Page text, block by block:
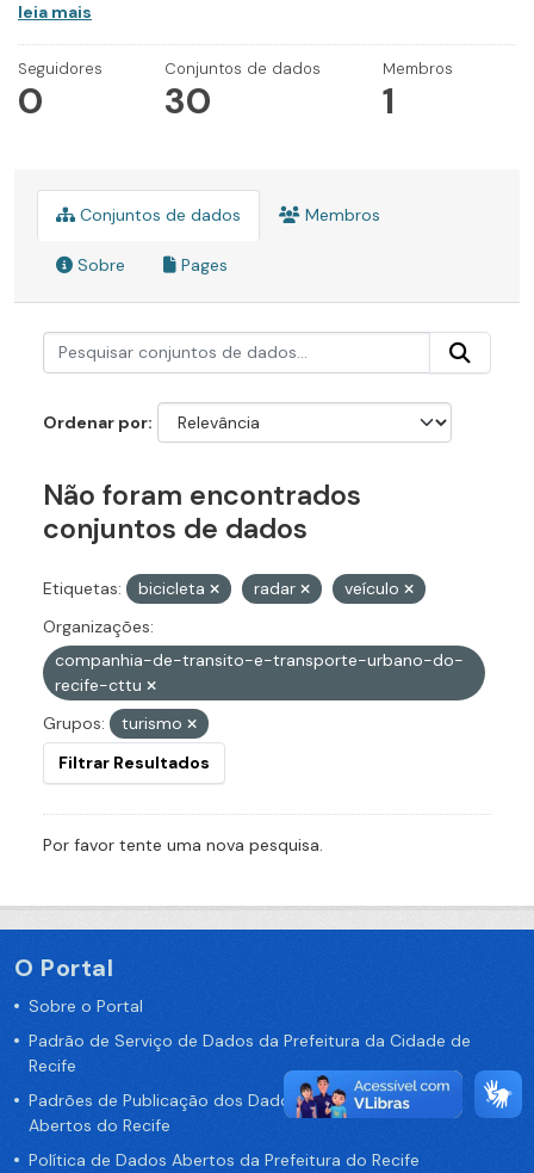
leia mais
Seguidores
0
Conjuntos de dados
30
Membros
1
Conjuntos de dados Membros
Sobre Pages
Ordenar por
Não foram encontrados
conjuntos de dados
Etiquetas: bicicleta radar
veículo
Organizações:
companhia-de-transito-e-transporte-urbano-do-
recife-cttu
Grupos:
turismo
Filtrar Resultados
Por favor tente uma nova pesquisa.
O Portal
Sobre o Portal
Padrão de Serviço de Dados da Prefeitura da Cidade de
Recife
Padrões de Publicação dos Dados no Portal de Dados
Abertos do Recife
Política de Dados Abertos da Prefeitura do Recife